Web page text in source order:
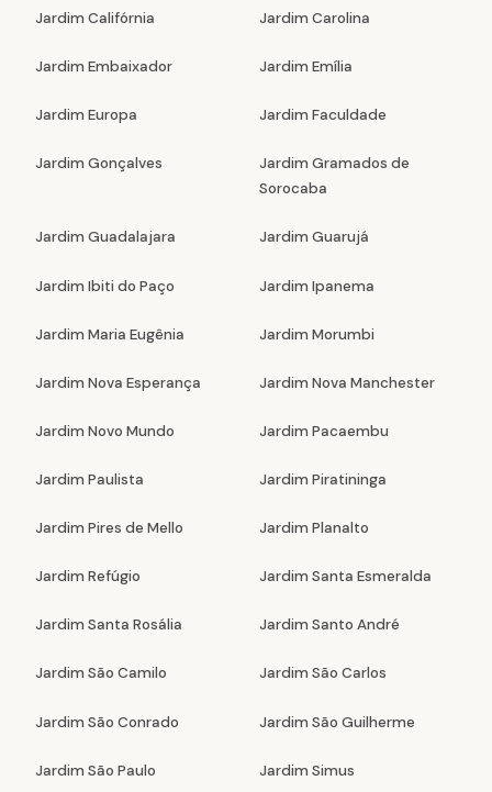
Jardim Califórnia Jardim Carolina
Jardim Embaixador Jardim Emília
Jardim Europa Jardim Faculdade
Jardim Gonçalves
Jardim Gramados de
Sorocaba
Jardim Guadalajara Jardim Guarujá
Jardim Ibiti do Paço Jardim Ipanema
Jardim Maria Eugênia Jardim Morumbi
Jardim Nova Esperança Jardim Nova Manchester
Jardim Novo Mundo Jardim Pacaembu
Jardim Paulista Jardim Piratininga
Jardim Pires de Mello Jardim Planalto
Jardim Refúgio Jardim Santa Esmeralda
Jardim Santa Rosália Jardim Santo André
Jardim São Camilo Jardim São Carlos
Jardim São Conrado Jardim São Guilherme
Jardim São Paulo Jardim Simus